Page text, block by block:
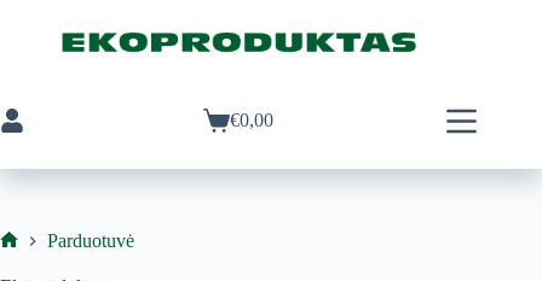
Pirkinių
€0,00
Parduotuvė